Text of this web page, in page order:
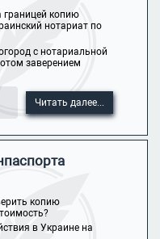
границей копию
нотариат по
с нотариальной
заверением
Читать далее...
копию
в Украине на